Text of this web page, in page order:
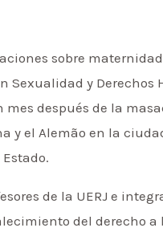
sobre
Sexualidad y
mes después de la
y el Alemão en la
de la UERJ e
del derecho